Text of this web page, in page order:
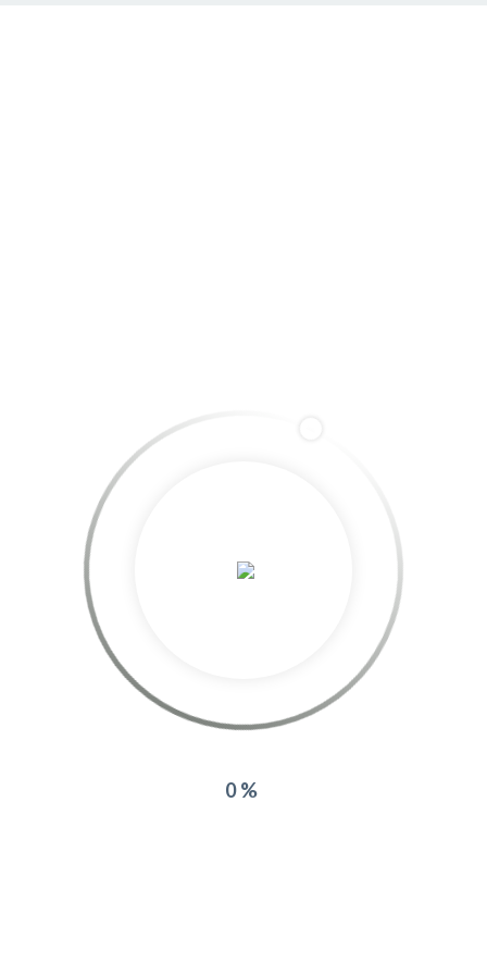
0%
COORDONNÉES
111 CHEMIN DES NEGADOUX
ESPACE MIRABEAU
83140 SIX FOURS LES PLAGES
Tél : 04 94 24 13 17
Fax : 04 94 24 01 34
HEURES D’OUVERTURE